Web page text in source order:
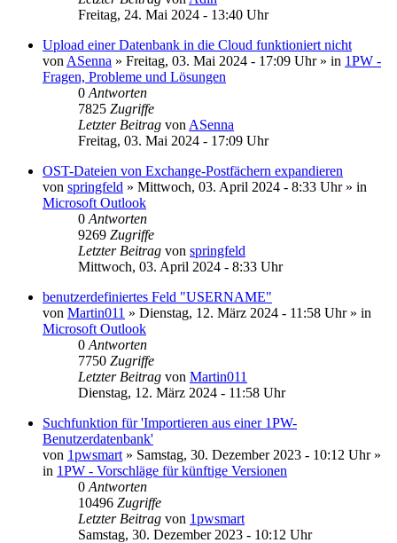
Freitag, 24. Mai 2024 - 13:40 Uhr
Upload einer Datenbank in die Cloud funktioniert nicht
von ASenna » Freitag, 03. Mai 2024 - 17:09 Uhr» in 1PW -
Fragen, Probleme und Lösungen
0 Antworten
7825 Zugriffe
Letzter Beitrag von ASenna
Freitag, 03. Mai 2024 - 17:09 Uhr
OST-Dateien von Exchange-Postfächern expandieren
von springfeld » Mittwoch, 03. April 2024 - 8:33 Uhr» in
Microsoft Outlook
0 Antworten
9269 Zugriffe
Letzter Beitrag von springfeld
Mittwoch, 03. April 2024 - 8:33 Uhr
benutzerdefiniertes Feld "USERNAME"
von Martin011 » Dienstag, 12. März 2024 - 11:58 Uhr» in
Microsoft Outlook
0 Antworten
7750 Zugriffe
Letzter Beitrag von Martin011
Dienstag, 12. März 2024 - 11:58 Uhr
Suchfunktion für 'Importieren aus einer 1PW-
Benutzerdatenbank'
von 1pwsmart » Samstag, 30. Dezember 2023 - 10:12 Uhr»
in 1PW - Vorschläge für künftige Versionen
0 Antworten
10496 Zugriffe
Letzter Beitrag von 1pwsmart
Samstag, 30. Dezember 2023 - 10:12 Uhr